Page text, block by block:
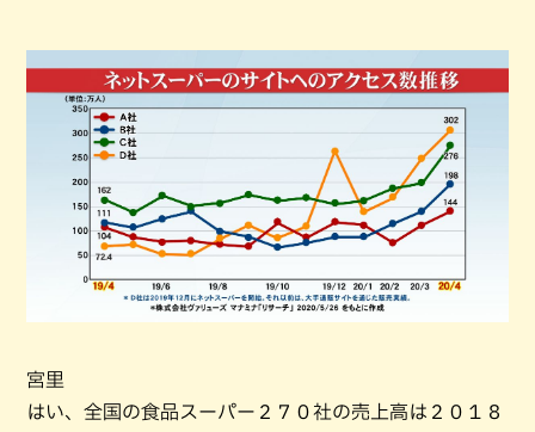
宮里
はい、全国の食品スーパー２７０社の売上高は２０１８